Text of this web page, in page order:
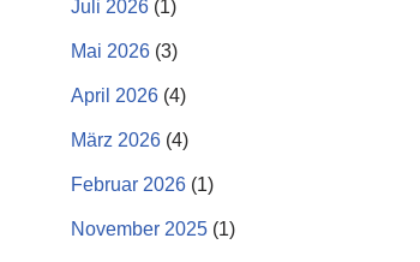
Juli 2026 (1)
Mai 2026 (3)
April 2026 (4)
März 2026 (4)
Februar 2026 (1)
November 2025 (1)